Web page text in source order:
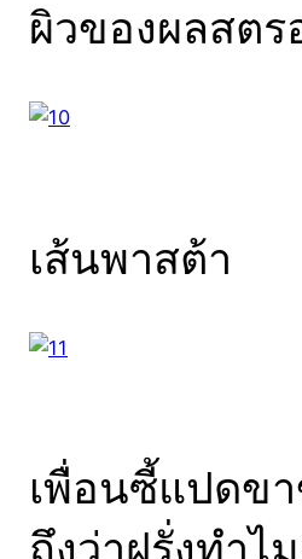
ผิวของผลสตร
เส้นพาสต้า
เพื่อนซี้แปดขา
ถึงว่าฝรั่งทำไ